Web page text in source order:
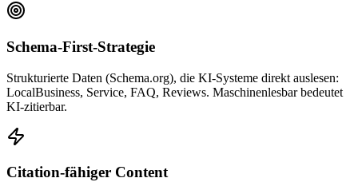
Schema-First-Strategie
Strukturierte Daten (Schema.org), die KI-Systeme direkt auslesen:
LocalBusiness, Service, FAQ, Reviews. Maschinenlesbar bedeutet
KI-zitierbar.
Citation-fähiger Content